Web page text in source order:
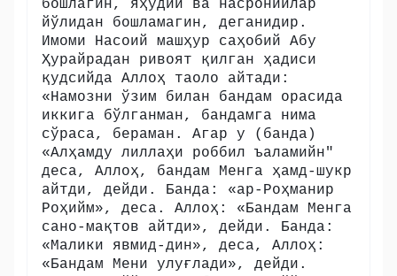
бошлагин, яҳудий ва насронийлар
йўлидан бошламагин, деганидир.
Имоми Насоий машҳур саҳобий Абу
Ҳурайрадан ривоят қилган ҳадиси
қудсийда Аллоҳ таоло айтади:
«Намозни ўзим билан бандам орасида
иккига бўлганман, бандамга нима
сўраса, бераман. Агар у (банда)
«Алҳамду лиллаҳи роббил ъаламийн"
деса, Аллоҳ, бандам Менга ҳамд-шукр
айтди, дейди. Банда: «ар-Роҳманир
Роҳийм», деса. Аллоҳ: «Бандам Менга
сано-мақтов айтди», дейди. Банда:
«Малики явмид-дин», деса, Аллоҳ:
«Бандам Мени улуғлади», дейди.